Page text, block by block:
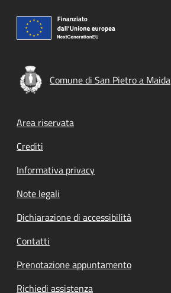
Comune di San Pietro a Maida
Footer menu
Area riservata
Crediti
Informativa privacy
Note legali
Dichiarazione di accessibilità
Contatti
Prenotazione appuntamento
Richiedi assistenza